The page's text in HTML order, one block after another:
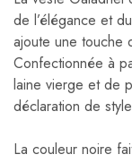
de l’élégance et
ajoute une touche
Confectionnée à
laine vierge et de
déclaration de
La couleur noire